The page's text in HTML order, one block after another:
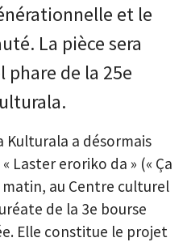
et le
La pièce sera
de la 25e
Kulturala a désormais
Laster eroriko da » (« Ça
au Centre culturel
de la 3e bourse
Elle constitue le projet